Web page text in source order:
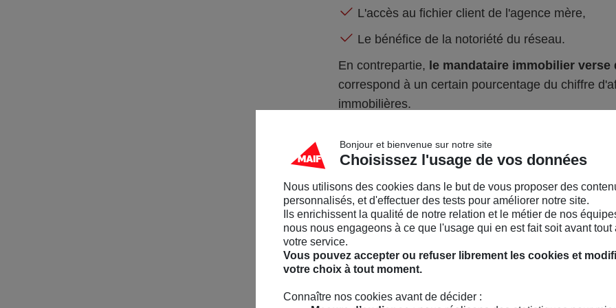
L'accès au fichier client de l'agence mère,
Le bénéfice de la notoriété du réseau.
En contrepartie, le mandataire immobilier
correspond à un certain pourcentage du chiffre
immobilières.
3 Quel est le travail
À quelques exceptions, le mandataire immobilier
immobilier. Son rôle est de :
Bonjour et bienvenue sur notre site
Choisissez l'usage de vos données
Nous utilisons des cookies dans le but de vous proposer des
personnalisés, et d'effectuer des tests pour améliorer notre site.
Ils enrichissent la qualité de notre relation et le métier de nos
nous nous engageons à ce que l'usage qui en est fait soit avant tout
votre service.
Vous pouvez accepter ou refuser librement les cookies et
votre choix à tout moment.
Connaître nos cookies avant de décider :